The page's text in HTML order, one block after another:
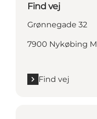
Find vej
Grønnegade 32
7900 Nykøbing M
Find vej